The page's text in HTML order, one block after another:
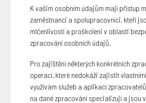
K vašim osobním údajům mají přístup
zaměstnanci a spolupracovníci, kteří
mlčenlivostí a proškoleni v oblasti
zpracování osobních údajů.
Pro zajištění některých konkrétních
operací, které nedokáži zajistit
využívám služeb a aplikací
na dané zpracování specializují a jsou